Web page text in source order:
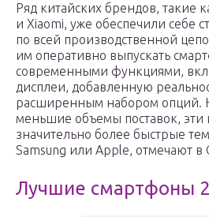
Ряд китайских брендов, такие
и Xiaomi, уже обеспечили себе
по всей производственной
им оперативно выпускать
современными функциями,
дисплеи, добавленную
расширенным набором опций.
меньшие объемы поставок,
значительно более быстрые
Samsung или Apple, отмечают в
Лучшие смартфоны